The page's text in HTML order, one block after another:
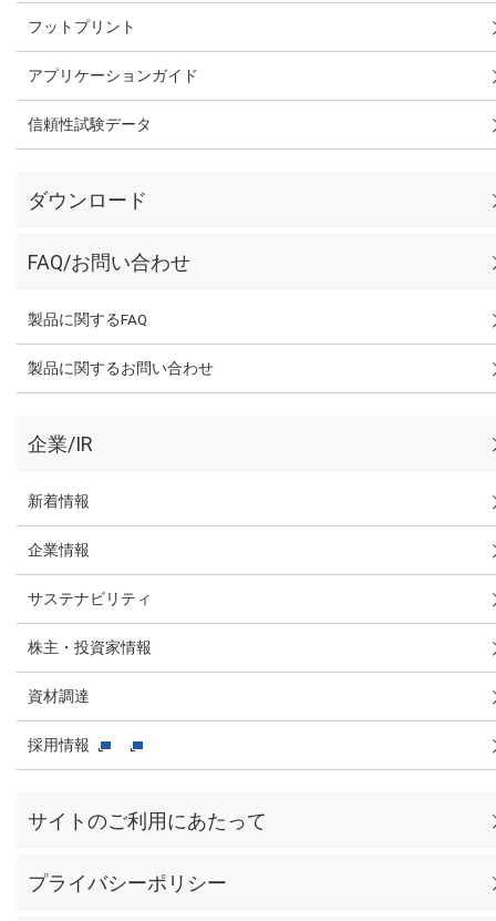
フットプリント
アプリケーションガイド
信頼性試験データ
ダウンロード
FAQ/お問い合わせ
製品に関するFAQ
製品に関するお問い合わせ
企業/IR
新着情報
企業情報
サステナビリティ
株主・投資家情報
資材調達
採用情報
サイトのご利用にあたって
プライバシーポリシー